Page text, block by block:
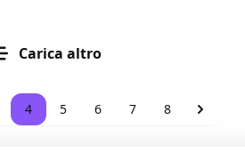
Carica altro
4 5 6 7 8